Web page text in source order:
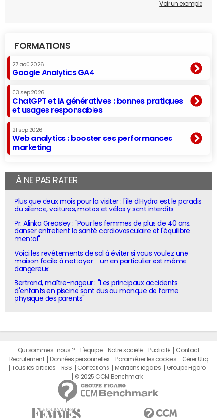
Voir un exemple
FORMATIONS
27 aoû 2026
Google Analytics GA4
03 sep 2026
ChatGPT et IA génératives : bonnes pratiques
et usages responsables
21 sep 2026
Web analytics : booster ses performances
marketing
À NE PAS RATER
Plus que deux mois pour la visiter : l'île d'Hydra est le paradis
du silence, voitures, motos et vélos y sont interdits
Pr. Alinka Greasley : "Pour les femmes de plus de 40 ans,
danser entretient la santé cardiovasculaire et l'équilibre
mental"
Voici les revêtements de sol à éviter si vous voulez une
maison facile à nettoyer - un en particulier est même
dangereux
Bertrand, maître-nageur : "Les principaux accidents
d'enfants en piscine sont dus au manque de forme
physique des parents"
Qui sommes-nous ? L'équipe Notre société Publicité
Contact
Recrutement
Données personnelles Paramétrer les cookies
Gérer Utiq
Tous les articles
RSS Corrections Mentions légales
Groupe Figaro
© 2025 CCM Benchmark